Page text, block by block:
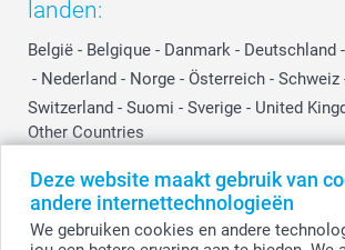
Deze website maakt gebruik van
andere internettechnologieën
We gebruiken cookies en andere
landen:
België - Belgique - Danmark - Deutschland -
- Nederland - Norge - Österreich - Schweiz
Switzerland - Suomi - Sverige - United
Other Countries
Alle prijzen zijn in EURO (€) inclusief BTW en